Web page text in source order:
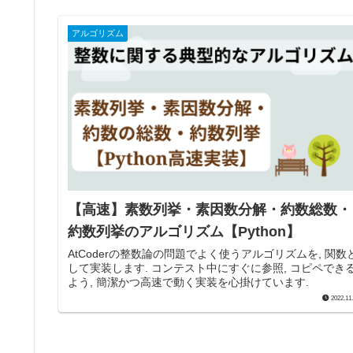
アルゴリズム
【高速】素数列挙・素因数分解・約数総数・
約数列挙のアルゴリズム【Python】
AtCoderの整数論の問題でよく使うアルゴリズムを, 関数
して実装します. コンテスト中にすぐに参照, コピペでき
よう, 簡潔かつ高速で動く実装を心掛けています.